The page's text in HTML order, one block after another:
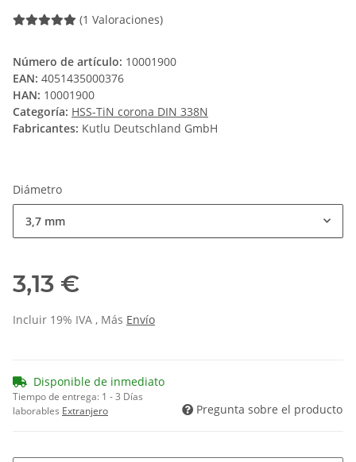
(1 Valoraciones)
Número de artículo: 10001900
EAN: 4051435000376
HAN: 10001900
Categoría: HSS-TiN corona DIN 338N
Fabricantes: Kutlu Deutschland GmbH
Diámetro
3,7 mm
3,13 €
Incluir 19% IVA , Más Envío
Disponible de inmediato
Tiempo de entrega: 1 - 3 Días
laborables Extranjero Pregunta sobre el producto